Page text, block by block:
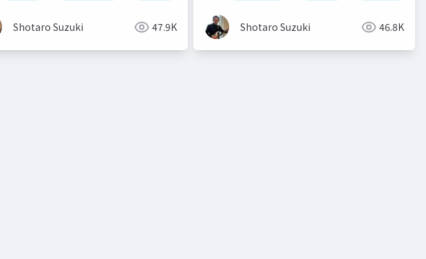
Shotaro Suzuki 47.9K Shotaro Suzuki 46.8K